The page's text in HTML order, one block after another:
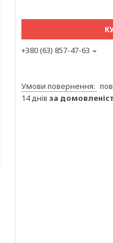
+380 (63) 857-47-63
14 днів за